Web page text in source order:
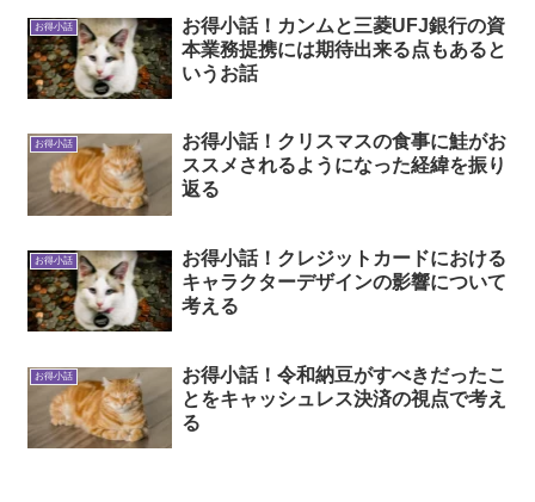
お得小話
お得小話！カンムと三菱UFJ銀行の資
本業務提携には期待出来る点もあると
いうお話
お得小話
お得小話！クリスマスの食事に鮭がお
ススメされるようになった経緯を振り
返る
お得小話
お得小話！クレジットカードにおける
キャラクターデザインの影響について
考える
お得小話
お得小話！令和納豆がすべきだったこ
とをキャッシュレス決済の視点で考え
る